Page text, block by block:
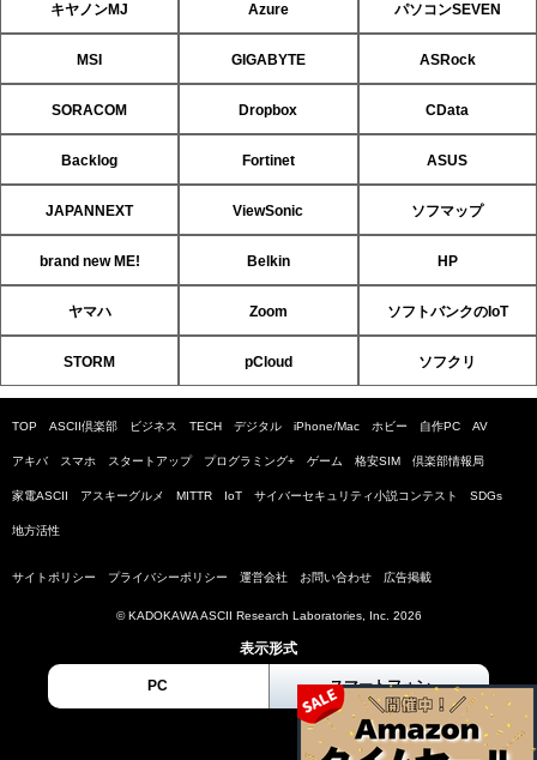
キヤノンMJ Azure パソコンSEVEN
MSI GIGABYTE ASRock
SORACOM Dropbox CData
Backlog Fortinet ASUS
JAPANNEXT ViewSonic ソフマップ
brand new ME! Belkin HP
ヤマハ Zoom ソフトバンクのIoT
STORM pCloud ソフクリ
TOP ASCII倶楽部 ビジネス TECH デジタル iPhone/Mac ホビー 自作PC AV
アキバ スマホ スタートアップ プログラミング+ ゲーム 格安SIM 倶楽部情報局
家電ASCII アスキーグルメ MITTR IoT サイバーセキュリティ小説コンテスト SDGs
地方活性
サイトポリシー プライバシーポリシー 運営会社 お問い合わせ 広告掲載
© KADOKAWA ASCII Research Laboratories, Inc. 2026
表示形式
PC スマートフォン